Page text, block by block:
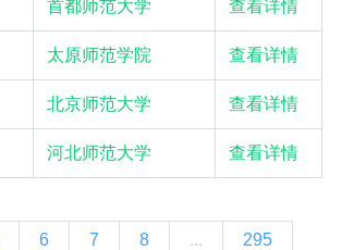
首都师范大学 查看详情
太原师范学院 查看详情
北京师范大学 查看详情
河北师范大学 查看详情
6 7 8 ... 295